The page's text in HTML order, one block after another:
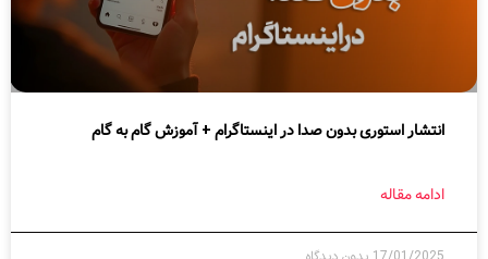
انتشار استوری بدون صدا در اینستاگرام + آموزش گام به گام
ادامه مقاله